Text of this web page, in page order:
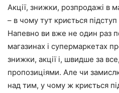
Акції, знижки, розпродажі в
– в чому тут криється підступ
Напевно ви вже не один раз
магазинах і супермаркетах
знижки, акції і, швидше за
пропозиціями. Але чи
над тим, у чому ж криється